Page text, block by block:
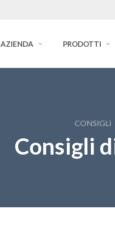
AZIENDA PRODOTTI
CONSIGLI
Consigli